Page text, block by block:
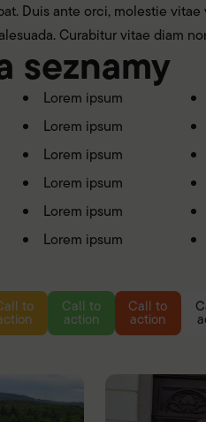
Duis ante orci, molestie
Curabitur vitae diam
seznamy
Lorem ipsum
Lorem ipsum
Lorem ipsum
Lorem ipsum
Lorem ipsum
Lorem ipsum
to Call to
action
Call to
action